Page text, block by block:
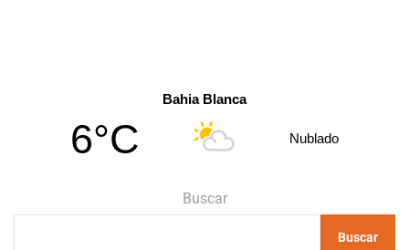
Bahia Blanca
6°C Nublado
Buscar
Buscar